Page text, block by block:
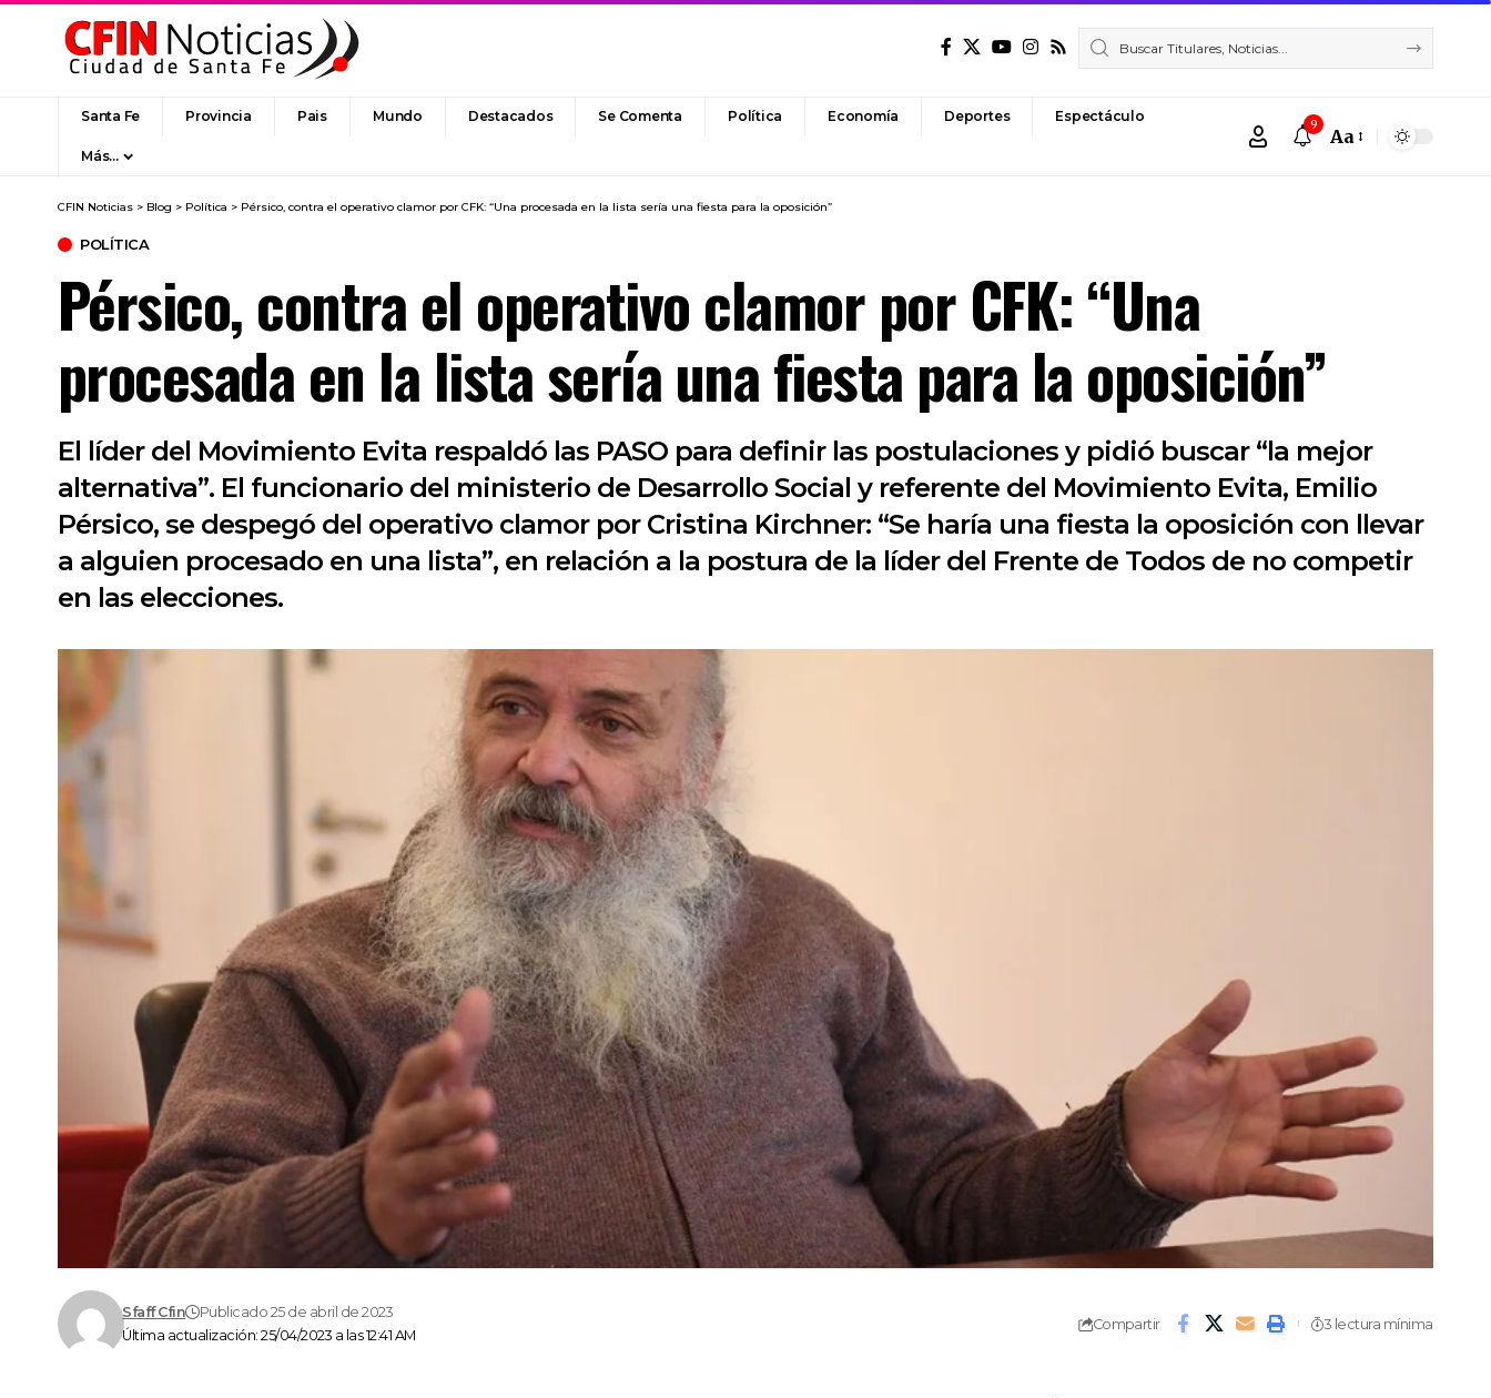
Santa Fe Provincia Pais Mundo Destacados Se Comenta Política Economía Deportes Espectáculo
Más…
9
Font
Aa
CFIN Noticias > Blog > Política > Pérsico, contra el operativo clamor por CFK: “Una procesada en la lista sería una fiesta para la oposición”
POLÍTICA
Pérsico, contra el operativo clamor por CFK: “Una
procesada en la lista sería una fiesta para la oposición”
El líder del Movimiento Evita respaldó las PASO para definir las postulaciones y pidió buscar “la mejor
alternativa”. El funcionario del ministerio de Desarrollo Social y referente del Movimiento Evita, Emilio
Pérsico, se despegó del operativo clamor por Cristina Kirchner: “Se haría una fiesta la oposición con llevar
a alguien procesado en una lista”, en relación a la postura de la líder del Frente de Todos de no competir
en las elecciones.
Última actualización: 25/04/2023 a las 12:41 AM
Sfaff Cfin Publicado 25 de abril de 2023
Compartir 3 lectura mínima